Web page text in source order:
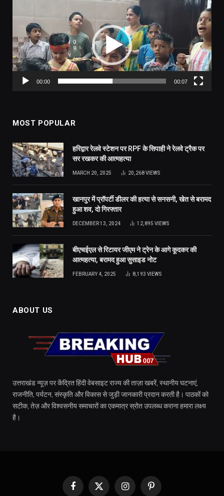
00:00 00:07
MOST POPULAR
हरिद्वार रेलवे स्टेशन पर RPF के सिपाही ने रेलवे ट्रैक पर
सर रखकर की आत्महत्या
MARCH 20, 2025 20,268VIEWS
खानपुर में प्रॉपर्टी डीलर की हत्या से सनसनी, खेत से बरामद
हुआ शव, दो गिरफ्तार
DECEMBER 13, 2024 12,895 VIEWS
बीएचईएल से रिटायर जीएम ने ट्रेन के आगे कूदकर की
आत्महत्या, बरामद हुआ सुसाइड नोट
FEBRUARY 4, 2025 8,193 VIEWS
ABOUT US
उत्तराखंड न्यूज़ पर केंद्रित हिंदी वेबसाइट राज्य की ताज़ा खबरें, स्थानीय घटनाएं,
राजनीति, पर्यटन, संस्कृति और विकास से जुड़ी जानकारी प्रदान करती है। पाठकों को
सटीक, तेज़ और विश्वसनीय समाचारों का एकमात्र स्रोत उपलब्ध कराना हमारा लक्ष्य
है।
Facebook
X InstagramPinterest